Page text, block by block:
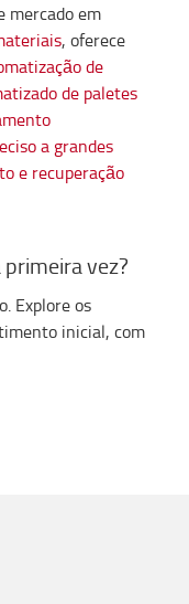
mercado em
, oferece
de
de paletes
a grandes
e recuperação
vez?
Explore os
inicial, com